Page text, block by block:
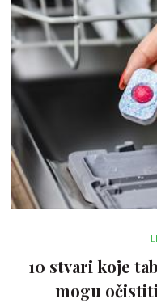
10 stvari koje
mogu